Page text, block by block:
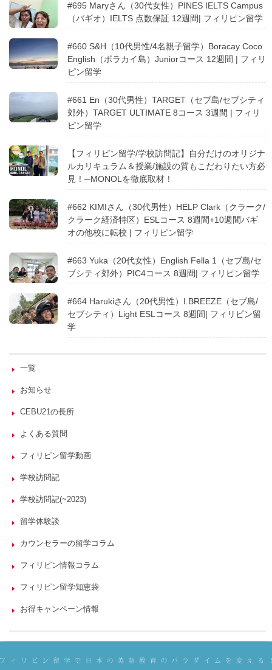
#695 Maryさん（30代女性）PINES IELTS Campus
（バギオ）IELTS 点数保証 12週間| フィリピン留学
#660 S&H（10代男性/4名親子留学）Boracay Coco
English（ボラカイ島）Juniorコース 12週間 | フィリ
ピン留学
#661 En（30代男性）TARGET（セブ島/セブシティ
郊外）TARGET ULTIMATE 8コース 3週間 | フィリ
ピン留学
【フィリピン留学/学校訪問記】自分だけのオリジナ
ルカリキュラム＆授業/施設の質もこだわりたい方必
見！─MONOLを徹底取材！
#662 KIMIさん（30代男性）HELP Clark（クラーク/
クラーク経済特区）ESLコース 8週間+10週間バギ
オの他校に転校 | フィリピン留学
#663 Yuka（20代女性）English Fella 1（セブ島/セ
ブシティ郊外）PIC4コース 8週間| フィリピン留学
#664 Harukiさん（20代男性）I.BREEZE（セブ島/
セブシティ）Light ESLコース 8週間| フィリピン留
学
一覧
お知らせ
CEBU21の長所
よくある質問
フィリピン留学動画
学校訪問記
学校訪問記(~2023)
留学体験談
カウンセラーの留学コラム
フィリピン情報コラム
フィリピン留学知恵袋
お得キャンペーン情報